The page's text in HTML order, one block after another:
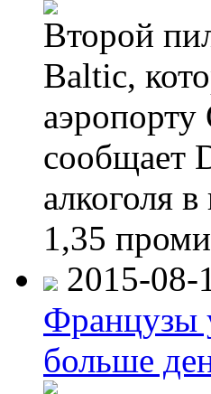
Второй
Baltic,
сообщает
алкоголя
1,35
2015-08-
Французы
больше